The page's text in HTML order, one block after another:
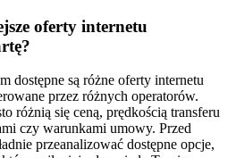
oferty internetu
dostępne są różne oferty internetu
przez różnych operatorów.
różnią się ceną, prędkością transferu
czy warunkami umowy. Przed
przeanalizować dostępne opcje,